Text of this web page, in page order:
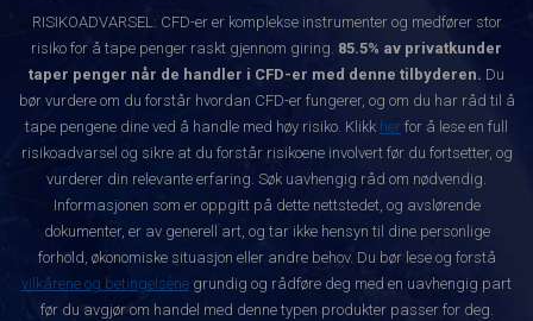
RISIKOADVARSEL: CFD-er er komplekse instrumenter og medfører stor
risiko for å tape penger raskt gjennom giring. 85.5% av privatkunder
taper penger når de handler i CFD-er med denne tilbyderen. Du
bør vurdere om du forstår hvordan CFD-er fungerer, og om du har råd til å
tape pengene dine ved å handle med høy risiko. Klikk her for å lese en full
risikoadvarsel og sikre at du forstår risikoene involvert før du fortsetter, og
vurderer din relevante erfaring. Søk uavhengig råd om nødvendig.
Informasjonen som er oppgitt på dette nettstedet, og avslørende
dokumenter, er av generell art, og tar ikke hensyn til dine personlige
forhold, økonomiske situasjon eller andre behov. Du bør lese og forstå
vilkårene og betingelsene grundig og rådføre deg med en uavhengig part
før du avgjør om handel med denne typen produkter passer for deg.